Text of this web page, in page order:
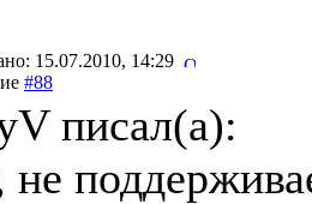
15.07.2010, 14:29
#88
писал(a):
не